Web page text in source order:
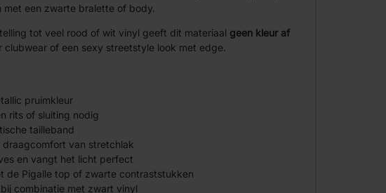
met een zwarte bralette of body.
tot veel rood of wit vinyl geeft dit materiaal geen kleur af
clubwear of een sexy streetstyle look met edge.
pruimkleur
rits of sluiting nodig
tailleband
van stretchlak
en vangt het licht perfect
de Pigalle top of zwarte contraststukken
combinatie met zwart vinyl